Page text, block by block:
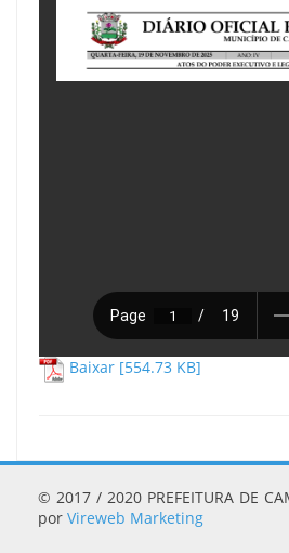
Baixar [554.73 KB]
© 2017 / 2020 PREFEITURA DE
por Vireweb Marketing